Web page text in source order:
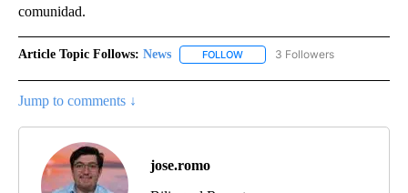
comunidad.
Article Topic Follows: News FOLLOW FOLLOW "NEWS" TO RECEIVE
3 Followers
Jump to comments ↓
jose.romo